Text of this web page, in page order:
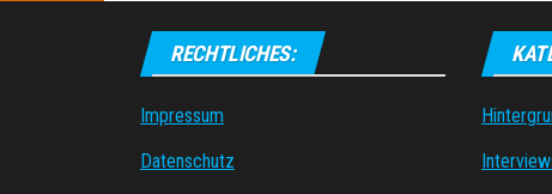
RECHTLICHES:
Impressum
Datenschutz